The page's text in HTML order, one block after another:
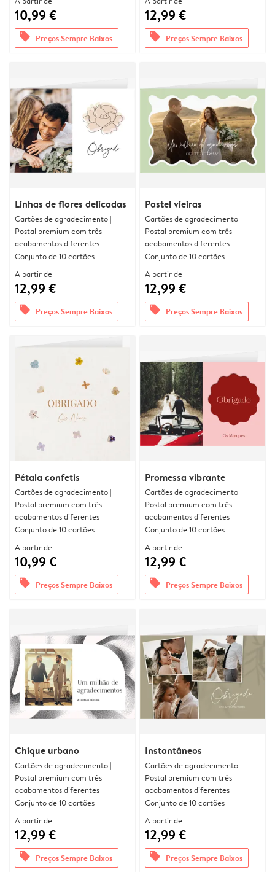
10,99 €
offers Preços Sempre Baixos
12,99 €
offers Preços Sempre Baixos
Linhas de flores delicadas
Cartões de agradecimento |
Postal premium com três
acabamentos diferentes
Conjunto de 10 cartões
A partir de
12,99 €
offers Preços Sempre Baixos
Pastel vieiras
Cartões de agradecimento |
Postal premium com três
acabamentos diferentes
Conjunto de 10 cartões
A partir de
12,99 €
offers Preços Sempre Baixos
Pétala confetis
Cartões de agradecimento |
Postal premium com três
acabamentos diferentes
Conjunto de 10 cartões
A partir de
10,99 €
offers Preços Sempre Baixos
Promessa vibrante
Cartões de agradecimento |
Postal premium com três
acabamentos diferentes
Conjunto de 10 cartões
A partir de
12,99 €
offers Preços Sempre Baixos
Chique urbano
Cartões de agradecimento |
Postal premium com três
acabamentos diferentes
Conjunto de 10 cartões
A partir de
12,99 €
offers Preços Sempre Baixos
Instantâneos
Cartões de agradecimento |
Postal premium com três
acabamentos diferentes
Conjunto de 10 cartões
A partir de
12,99 €
offers Preços Sempre Baixos